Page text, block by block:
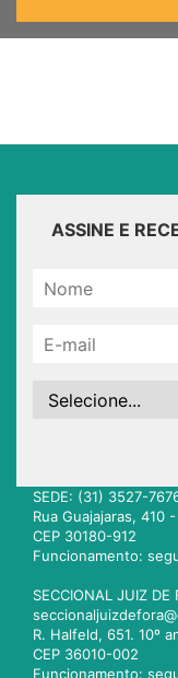
ASSINE E
SEDE: (31) 3527-
Rua Guajajaras, 410
CEP 30180-912
Funcionamento:
SECCIONAL JUIZ DE
R. Halfeld, 651. 10º
CEP 36010-002
Funcionamento: